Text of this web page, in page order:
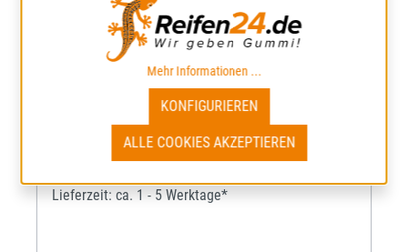
BFGOODRICH
ADVANTAGE ALL-SEASON
185/60R14 82H BSW
C B
Mehr Informationen zum
Lieferzeit: ca. 1 - 5 Werktage*
Mehr Informationen ...
KONFIGURIEREN
ALLE COOKIES AKZEPTIEREN